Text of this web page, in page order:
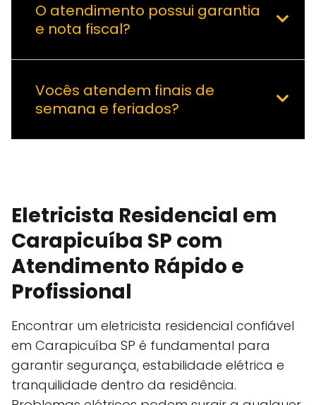
O atendimento possui garantia
e nota fiscal?
Vocês atendem finais de
semana e feriados?
Eletricista Residencial em
Carapicuíba SP com
Atendimento Rápido e
Profissional
Encontrar um eletricista residencial confiável
em Carapicuíba SP é fundamental para
garantir segurança, estabilidade elétrica e
tranquilidade dentro da residência.